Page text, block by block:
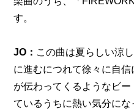
す。
JO： この曲は夏らしい涼
に進むにつれて徐々に自
が伝わってくるようなビ
ているうちに熱い気分にな